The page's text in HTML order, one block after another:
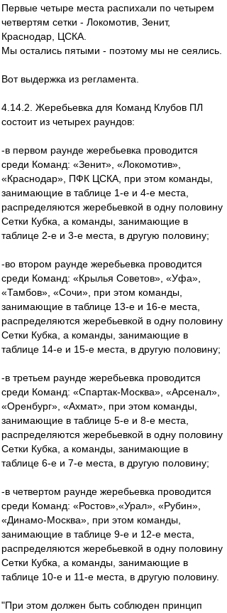
Первые четыре места распихали по четырем
четвертям сетки - Локомотив, Зенит,
Краснодар, ЦСКА.
Мы остались пятыми - поэтому мы не сеялись.
Вот выдержка из регламента.
4.14.2. Жеребьевка для Команд Клубов ПЛ
состоит из четырех раундов:
-в первом раунде жеребьевка проводится
среди Команд: «Зенит», «Локомотив»,
«Краснодар», ПФК ЦСКА, при этом команды,
занимающие в таблице 1-е и 4-е места,
распределяются жеребьевкой в одну половину
Сетки Кубка, а команды, занимающие в
таблице 2-е и 3-е места, в другую половину;
-во втором раунде жеребьевка проводится
среди Команд: «Крылья Советов», «Уфа»,
«Тамбов», «Сочи», при этом команды,
занимающие в таблице 13-е и 16-е места,
распределяются жеребьевкой в одну половину
Сетки Кубка, а команды, занимающие в
таблице 14-е и 15-е места, в другую половину;
-в третьем раунде жеребьевка проводится
среди Команд: «Спартак-Москва», «Арсенал»,
«Оренбург», «Ахмат», при этом команды,
занимающие в таблице 5-е и 8-е места,
распределяются жеребьевкой в одну половину
Сетки Кубка, а команды, занимающие в
таблице 6-е и 7-е места, в другую половину;
-в четвертом раунде жеребьевка проводится
среди Команд: «Ростов»,«Урал», «Рубин»,
«Динамо-Москва», при этом команды,
занимающие в таблице 9-е и 12-е места,
распределяются жеребьевкой в одну половину
Сетки Кубка, а команды, занимающие в
таблице 10-е и 11-е места, в другую половину.
"При этом должен быть соблюден принцип